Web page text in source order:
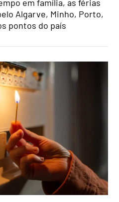
em família, as férias
Algarve, Minho, Porto,
pontos do país